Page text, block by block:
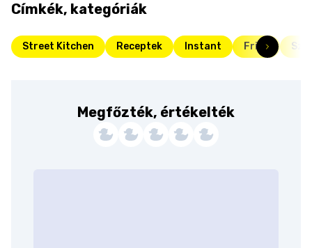
Címkék, kategóriák
Street Kitchen Receptek Instant Friss
Megfőzték, értékelték